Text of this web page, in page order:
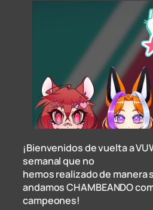
¡Bienvenidos de vuelta a
semanal que no
hemos realizado de manera
andamos CHAMBEANDO
campeones!